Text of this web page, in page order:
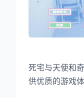
死宅与天使和
供优质的游戏体